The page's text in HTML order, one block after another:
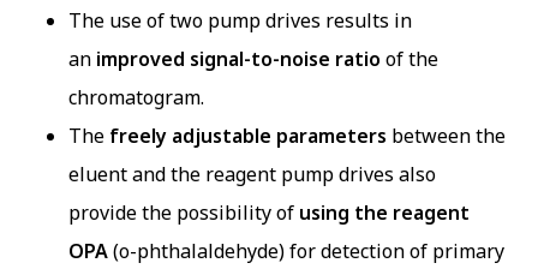
The use of two pump drives results in
an improved signal-to-noise ratio of the
chromatogram.
The freely adjustable parameters between the
eluent and the reagent pump drives also
provide the possibility of using the reagent
OPA(o-phthalaldehyde) for detection of primary